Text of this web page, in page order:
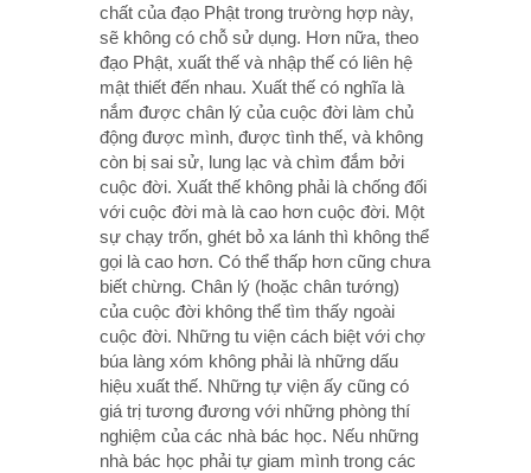
chất của đạo Phật trong trường hợp này,
sẽ không có chỗ sử dụng. Hơn nữa, theo
đạo Phật, xuất thế và nhập thế có liên hệ
mật thiết đến nhau. Xuất thế có nghĩa là
nắm được chân lý của cuộc đời làm chủ
động được mình, được tình thế, và không
còn bị sai sử, lung lạc và chìm đắm bởi
cuộc đời. Xuất thế không phải là chống đối
với cuộc đời mà là cao hơn cuộc đời. Một
sự chạy trốn, ghét bỏ xa lánh thì không thể
gọi là cao hơn. Có thể thấp hơn cũng chưa
biết chừng. Chân lý (hoặc chân tướng)
của cuộc đời không thể tìm thấy ngoài
cuộc đời. Những tu viện cách biệt với chợ
búa làng xóm không phải là những dấu
hiệu xuất thế. Những tự viện ấy cũng có
giá trị tương đương với những phòng thí
nghiệm của các nhà bác học. Nếu những
nhà bác học phải tự giam mình trong các